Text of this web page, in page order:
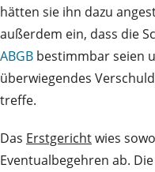
hätten sie ihn dazu
außerdem ein, dass die
ABGB bestimmbar seien
überwiegendes
treffe.
Das Erstgerichtwies
Eventualbegehren ab.